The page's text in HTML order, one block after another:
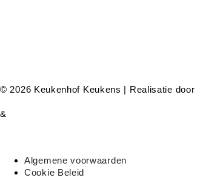
© 2026 Keukenhof Keukens | Realisatie door
&
Algemene voorwaarden
Cookie Beleid